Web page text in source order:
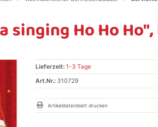
singing Ho Ho
Lieferzeit: 1-3 Tage
Art.Nr.: 310729
Artikeldatenblatt drucken